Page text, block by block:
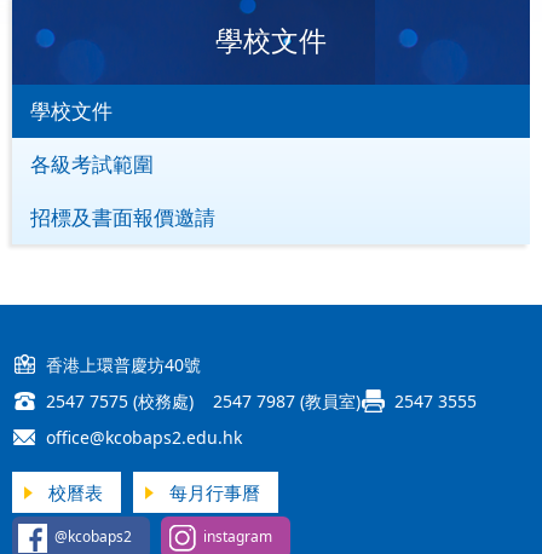
學校文件
學校文件
各級考試範圍
招標及書面報價邀請
香港上環普慶坊40號
2547 7575 (校務處) 2547 7987 (教員室)
2547 3555
office@kcobaps2.edu.hk
校曆表 每月行事曆
@kcobaps2 instagram